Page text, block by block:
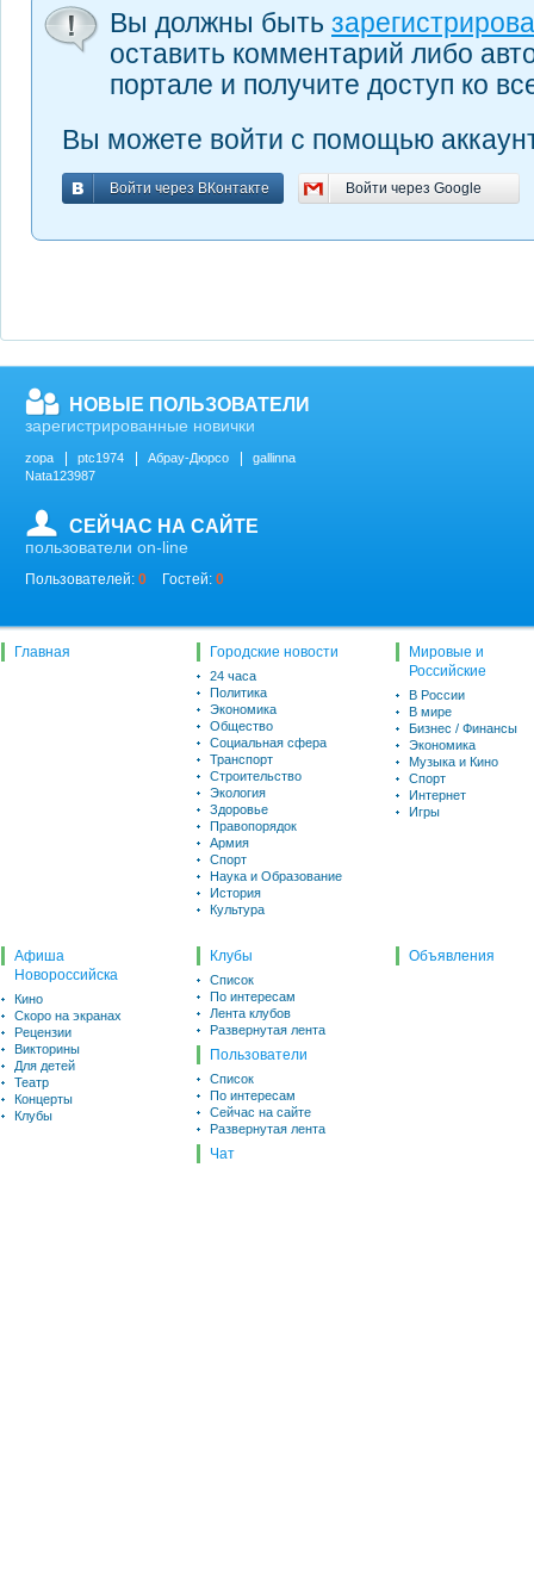
Вы должны быть
оставить комментарий либо
портале и получите доступ ко
Вы можете войти с помощью
Войти через ВКонтакте
Войти через ВКонтакте Войти через Google
Войти через Google
НОВЫЕ ПОЛЬЗОВАТЕЛИ
зарегистрированные новички
zopa ptc1974 Абрау-Дюрсо
gallinna
Nata123987
СЕЙЧАС НА САЙТЕ
пользователи on-line
Пользователей: 0 Гостей: 0
Главная Городские новости
24 часа
Политика
Экономика
Общество
Социальная сфера
Транспорт
Строительство
Экология
Здоровье
Правопорядок
Армия
Спорт
Наука и Образование
История
Культура
Мировые и
Российские
В России
В мире
Бизнес / Финансы
Экономика
Музыка и Кино
Спорт
Интернет
Игры
Афиша
Новороссийска
Кино
Скоро на экранах
Рецензии
Викторины
Для детей
Театр
Концерты
Клубы
Клубы
Список
По интересам
Лента клубов
Развернутая лента
Пользователи
Список
По интересам
Сейчас на сайте
Развернутая лента
Чат
Объявления